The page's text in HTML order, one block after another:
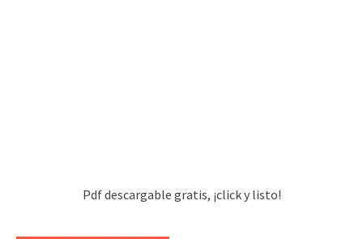
Pdf descargable gratis, ¡click y listo!